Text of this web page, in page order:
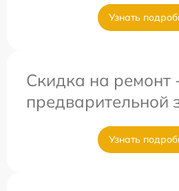
Узнать
Скидка на ремонт
предварительной
Узнать